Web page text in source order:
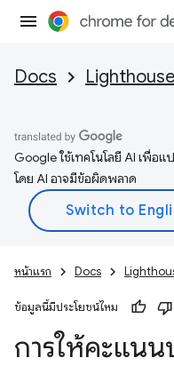
Docs Lighthouse
Google ใช้เทคโนโลยี AI เพื่อ
โดย AI อาจมีข้อผิดพลาด
หน้าแรก Docs
ข้อมูลนี้มีประโยชน์ไหม
การให้คะแน